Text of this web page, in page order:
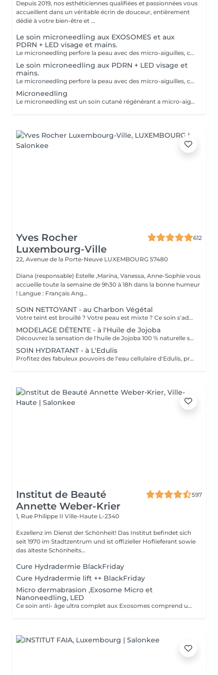
Depuis 2019, nos esthéticiennes qualifiées et passionnées vous
accueillent dans un véritable écrin de douceur, entièrement
dédié à votre bien-être et ...
Le soin microneedling aux EXOSOMES et aux
PDRN + LED visage et mains.
Le microneedling perfore la peau avec des micro-aiguilles, créant des micro-canaux qui permettent à un sérum actif (PDRN ou exosomes) de pénétrer en profondeur dans le derme. C'est ce qu'on appelle un soin « biostimulateur » : on ne remplit pas, on stimule la peau pour qu'elle se régénère elle-même. L'association des exosomes et du PDRN (Polydésoxyribonucléotide) est une révolution anti-âge. Il représente le protocole de régénération cutanée le plus avancé en médecine esthétique. Cette synergie permet de stimuler le renouvellement cellulaire de façon accélérée, d'atténuer les cicatrices et de lifter le teint sans chirurgie. C'est une synergie régénératrice puissante, ces deux actifs maximisent la réparation tissulaire et l'éclat du teint. Idéale pour les peaux: matures , avec des dommages solaires importants, des cicatrices, une perte de fermeté. Soin plus puissant que le PDRN . Pour optimiser les effets du soin, nous appliquerons la lumière LED sur le visage. Profitez, également, d'un traitement anti-âge à la lumière Led pour les mains.
Le soin microneedling aux PDRN + LED visage et
mains.
Le microneedling perfore la peau avec des micro-aiguilles, créant des micro-canaux qui permettent à un sérum actif (PDRN ou exosomes) de pénétrer en profondeur dans le derme. C'est ce qu'on appelle un soin « biostimulateur » : on ne remplit pas, on stimule la peau pour qu'elle se régénère elle-même. Tandis que le sérum PDRN pénètre profondément pour stimuler la réparation cellulaire, accélérer la cicatrisation et booster la production de collagène. Pour optimiser les effets du soin, nous appliquerons la lumière LED sur le visage. Profitez, également, d'un traitement anti-âge à la lumière Led pour les mains.
Microneedling
Le microneedling est un soin cutané régénérant a micro-aiguilles permettant de réduire les signes de l'âge et de raviver l'éclat de votre peau, il aide aussi a effacer les traces d'acné, les cicatrices. Un véritable soin qui resserre les pores dilatés , lisse la peau, estimes les rides et ridules grâce au sérum à l'acide hyaluronique. + LED visage et mains
Yves Rocher
Luxembourg-Ville
612
22, Avenue de la Porte-Neuve LUXEMBOURG 57480
Diana (responsable) Estelle ,Marina, Vanessa, Anne-Sophie vous
accueille toute la semaine de 9h30 à 18h dans la bonne humeur
! Langue : Français Ang...
SOIN NETTOYANT - au Charbon Végétal
Votre teint est brouillé ? Votre peau est mixte ? Ce soin s'adresse à vous. Votre peau est nettoyée par une exfoliation douce, sous vapeur, complétée par une extraction des comédons. Pour finir, l'application d'un masque purifie la zone médiane (front, nez, menton), et hydrate le reste de votre visage. Bénéfices : Detoxifié et hydraté, votre visage retrouve un teint unifié, frais et lumineux.
MODELAGE DÉTENTE - à l'Huile de Jojoba
Découvrez la sensation de l'huile de Jojoba 100 % naturelle sur votre peau. Nourrie, votre peau retrouve tout son confort. Libéré de ses tensions grâce aux mains habiles de notre esthéticienne, votre visage est détendu. Bénéfices : Nourrie, votre peau retrouve tout son confort.
SOIN HYDRATANT - à L'Edulis
Profitez des fabuleux pouvoirs de l'eau cellulaire d'Edulis, précieuse source d'hydratation continue. Après la brumisation du Sérum concentré en eau cellulaire, le Masque Crème ressourçant se transforme en une texture soyeuse qui fond sur votre peau sous le délicat modelage de notre esthéticienne. Bénéfices : Gorgée d'eau, votre peau retrouve douceur, souplesse et éclat. Retrouvez le confort dune peau hydratée en continu.
Institut de Beauté
Annette Weber-Krier
597
1, Rue Philippe II Ville-Haute L-2340
Exzellenz im Dienst der Schönheit! Das Institut befindet sich
seit 1970 im Stadtzentrum und ist offizieller Hoflieferant sowie
das älteste Schönheits...
Cure Hydradermie BlackFriday
Cure Hydradermie lift ++ BlackFriday
Micro dermabrasion ,Exosome Micro et
Nanoneedling, LED
Ce soin anti- âge ultra complet aux Exosomes comprend une microdermabrasion, un soin activateur Cold plasma, le microneedling avec des Exosomes, un masque feuille de collagène avec le nanoneedling, pour finaliser encore 15' de luminothérapie. Vous partirez avec votre sérum aux exosomes pour continuer le soin à domicile.